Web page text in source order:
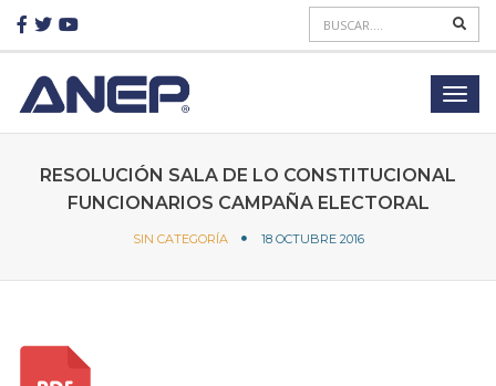
RESOLUCIÓN SALA DE LO CONSTITUCIONAL
FUNCIONARIOS CAMPAÑA ELECTORAL
SIN CATEGORÍA 18 OCTUBRE 2016